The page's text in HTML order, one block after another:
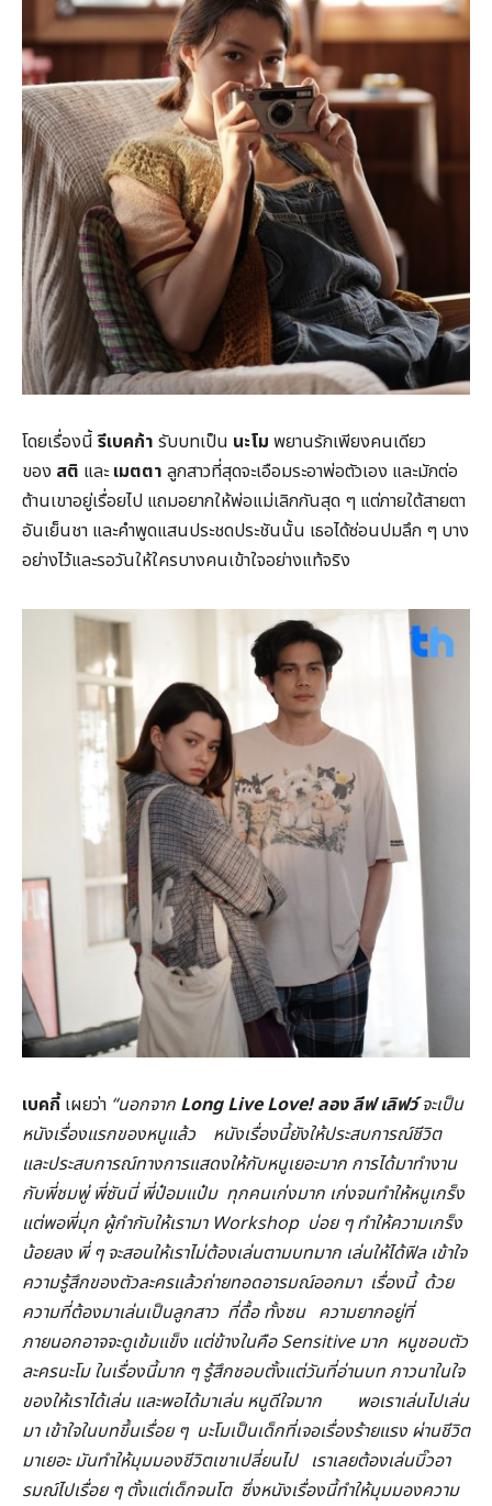
โดยเรื่องนี้รีเบคก้า รับบทเป็น นะโม พยานรักเพียงคนเดียว
ของ สติ และเมตตา ลูกสาวที่สุดจะเอือมระอาพ่อตัวเอง และมักต่อ
ต้านเขาอยู่เรื่อยไป แถมอยากให้พ่อแม่เลิกกันสุด ๆ แต่ภายใต้สายตา
อันเย็นชา และคำพูดแสนประชดประชันนั้น เธอได้ซ่อนปมลึก ๆ บาง
อย่างไว้และรอวันให้ใครบางคนเข้าใจอย่างแท้จริง
เบคกี้ เผยว่า “นอกจาก Long Live Love!ลอง ลีฟ เลิฟว์จะเป็น
หนังเรื่องแรกของหนูแล้ว หนังเรื่องนี้ยังให้ประสบการณ์ชีวิต
และประสบการณ์ทางการแสดงให้กับหนูเยอะมาก การได้มาทำงาน
กับพี่ชมพู่ พี่ซันนี่ พี่ป๋อมแป๋ม ทุกคนเก่งมาก เก่งจนทำให้หนูเกร็ง
แต่พอพี่มุก ผู้กำกับให้เรามา Workshop บ่อย ๆ ทำให้ความเกร็ง
น้อยลง พี่ ๆ จะสอนให้เราไม่ต้องเล่นตามบทมาก เล่นให้ได้ฟิล เข้าใจ
ความรู้สึกของตัวละครแล้วถ่ายทอดอารมณ์ออกมา เรื่องนี้ ด้วย
ความที่ต้องมาเล่นเป็นลูกสาว ที่ดื้อ ทั้งซน ความยากอยู่ที่
ภายนอกอาจจะดูเข้มแข็ง แต่ข้างในคือ Sensitiveมาก หนูชอบตัว
ละครนะโม ในเรื่องนี้มาก ๆ รู้สึกชอบตั้งแต่วันที่อ่านบท ภาวนาในใจ
ของให้เราได้เล่น และพอได้มาเล่น หนูดีใจมาก พอเราเล่นไปเล่น
มา เข้าใจในบทขึ้นเรื่อย ๆ นะโมเป็นเด็กที่เจอเรื่องร้ายแรง ผ่านชีวิต
มาเยอะ มันทำให้มุมมองชีวิตเขาเปลี่ยนไป เราเลยต้องเล่นบิ๊วอา
รมณ์ไปเรื่อย ๆ ตั้งแต่เด็กจนโต ซึ่งหนังเรื่องนี้ทำให้มุมมองความ